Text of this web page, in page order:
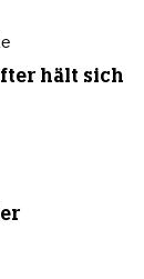
hält sich